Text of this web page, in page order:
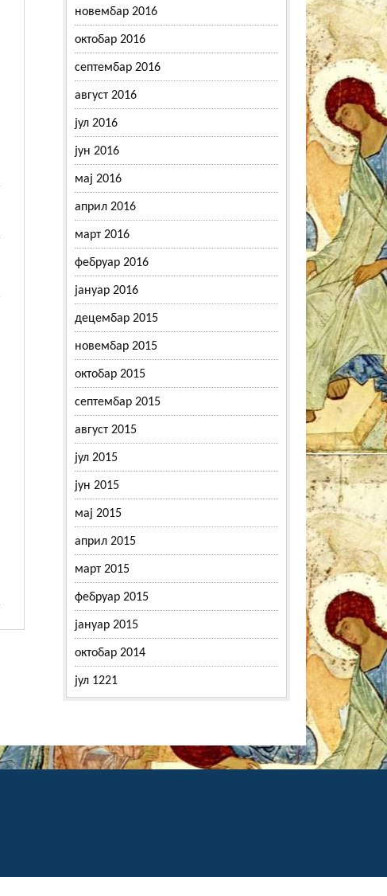
новембар 2016
октобар 2016
септембар 2016
август 2016
јул 2016
јун 2016
мај 2016
април 2016
март 2016
фебруар 2016
јануар 2016
децембар 2015
новембар 2015
октобар 2015
септембар 2015
август 2015
јул 2015
јун 2015
мај 2015
април 2015
март 2015
фебруар 2015
јануар 2015
октобар 2014
јул 1221